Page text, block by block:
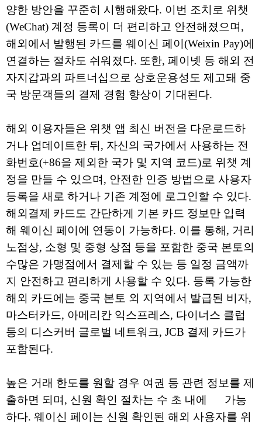
양한 방안을 꾸준히 시행해왔다. 이번 조치로 위챗
(WeChat) 계정 등록이 더 편리하고 안전해졌으며,
해외에서 발행된 카드를 웨이신 페이(Weixin Pay)에
연결하는 절차도 쉬워졌다. 또한, 페이넷 등 해외 전
자지갑과의 파트너십으로 상호운용성도 제고돼 중
국 방문객들의 결제 경험 향상이 기대된다.
해외 이용자들은 위챗 앱 최신 버전을 다운로드하
거나 업데이트한 뒤, 자신의 국가에서 사용하는 전
화번호(+86을 제외한 국가 및 지역 코드)로 위챗 계
정을 만들 수 있으며, 안전한 인증 방법으로 사용자
등록을 새로 하거나 기존 계정에 로그인할 수 있다.
해외결제 카드도 간단하게 기본 카드 정보만 입력
해 웨이신 페이에 연동이 가능하다. 이를 통해, 거리
노점상, 소형 및 중형 상점 등을 포함한 중국 본토의
수많은 가맹점에서 결제할 수 있는 등 일정 금액까
지 안전하고 편리하게 사용할 수 있다. 등록 가능한
해외 카드에는 중국 본토 외 지역에서 발급된 비자,
마스터카드, 아메리칸 익스프레스, 다이너스 클럽
등의 디스커버 글로벌 네트워크, JCB 결제 카드가
포함된다.
높은 거래 한도를 원할 경우 여권 등 관련 정보를 제
출하면 되며, 신원 확인 절차는 수 초 내에 가능
하다. 웨이신 페이는 신원 확인된 해외 사용자를 위